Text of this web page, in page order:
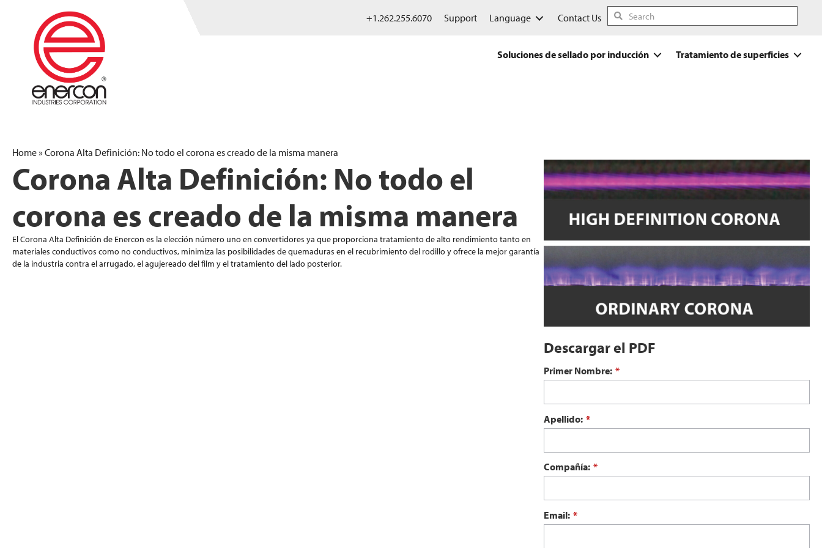
+1.262.255.6070 Support Language Contact Us
Soluciones de sellado por inducción Tratamiento de superficies
Home» Corona Alta Definición: No todo el corona es creado de la misma manera
Corona Alta Definición: No todo el
corona es creado de la misma manera
El Corona Alta Definición de Enercon es la elección número uno en convertidores ya que proporciona tratamiento de alto rendimiento tanto en
materiales conductivos como no conductivos, minimiza las posibilidades de quemaduras en el recubrimiento del rodillo y ofrece la mejor garantía
de la industria contra el arrugado, el agujereado del film y el tratamiento del lado posterior.
Descargar el PDF
*
Primer Nombre:
*
Apellido:
*
Compañía:
*
Email: